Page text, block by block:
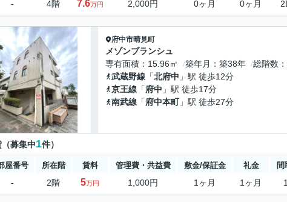
- 4階 7.6万円 2,000円 0ヶ月 0ヶ月
府中市晴見町
メゾンブランシュ
専有面積
15.96㎡ 築年月 築38年 総階数
武蔵野線 「北府中 」駅 徒歩12分
京王線 「府中 」駅 徒歩17分
南武線 「府中本町」駅 徒歩27分
募集中1件）
屋番号 所在階 賃料 管理費・共益費 敷金/保証金 礼金 間
- 2階 5万円 1,000円 1ヶ月 1ヶ月